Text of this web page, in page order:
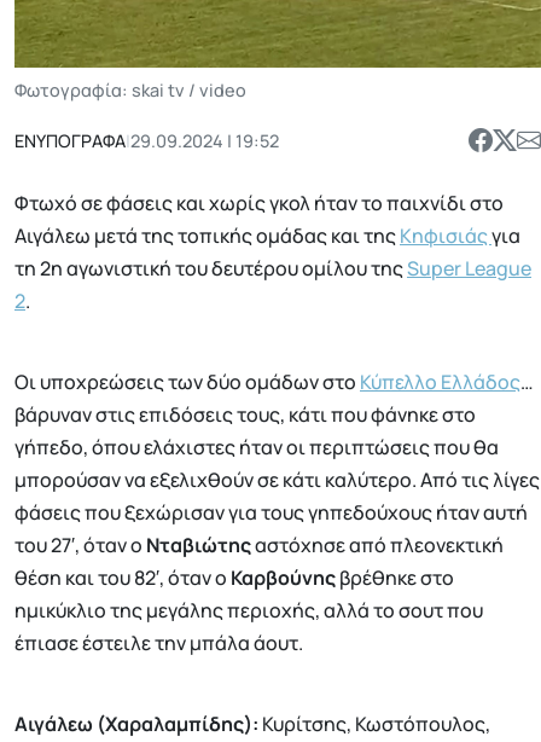
Φωτογραφία: skai tv / video
ΕΝΥΠΟΓΡΑΦΑ|29.09.2024 | 19:52
Φτωχό σε φάσεις και χωρίς γκολ ήταν το παιχνίδι στο
Αιγάλεω μετά της τοπικής ομάδας και τηςΚηφισιάςγια
τη 2η αγωνιστική του δευτέρου ομίλου τηςSuper League
2.
Οι υποχρεώσεις των δύο ομάδων στο Κύπελλο Ελλάδος…
βάρυναν στις επιδόσεις τους, κάτι που φάνηκε στο
γήπεδο, όπου ελάχιστες ήταν οι περιπτώσεις που θα
μπορούσαν να εξελιχθούν σε κάτι καλύτερο. Από τις λίγες
φάσεις που ξεχώρισαν για τους γηπεδούχους ήταν αυτή
του 27′, όταν ο Νταβιώτηςαστόχησε από πλεονεκτική
θέση και του 82′, όταν ο Καρβούνηςβρέθηκε στο
ημικύκλιο της μεγάλης περιοχής, αλλά το σουτ που
έπιασε έστειλε την μπάλα άουτ.
Αιγάλεω (Χαραλαμπίδης): Κυρίτσης, Κωστόπουλος,